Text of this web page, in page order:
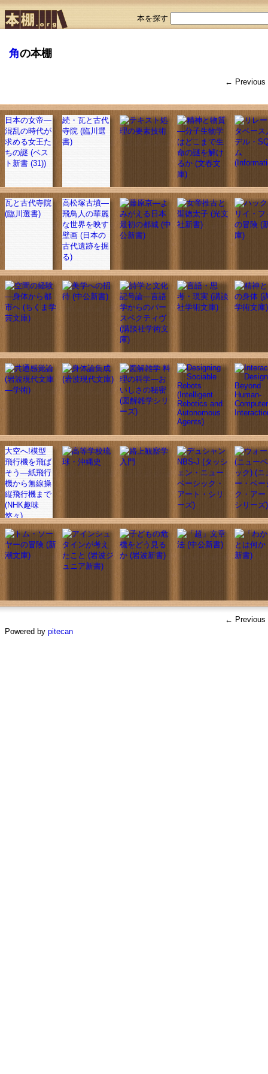
本を探す
角の本棚
← Previous
日本の女帝―
混乱の時代が
求める女王た
ちの謎 (ベス
ト新書 (31))
続・瓦と古代
寺院 (臨川選
書)
瓦と古代寺院
(臨川選書)
高松塚古墳―
飛鳥人の華麗
な世界を映す
壁画 (日本の
古代遺跡を掘
る)
大空へ!模型
飛行機を飛ば
そう―紙飛行
機から無線操
縦飛行機まで
(NHK趣味
悠々)
← Previous
Powered by pitecan